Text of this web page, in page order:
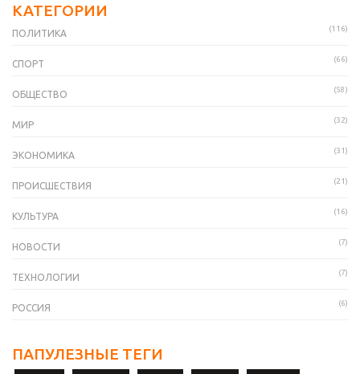
КАТЕГОРИИ
ПОЛИТИКА (116)
СПОРТ (66)
ОБЩЕСТВО (58)
МИР (32)
ЭКОНОМИКА (31)
ПРОИСШЕСТВИЯ (21)
КУЛЬТУРА (16)
НОВОСТИ (7)
ТЕХНОЛОГИИ (7)
РОССИЯ (6)
ПАПУЛЕЗНЫЕ ТЕГИ